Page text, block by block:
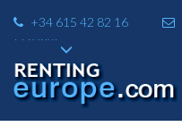
+34 615 42 82 16